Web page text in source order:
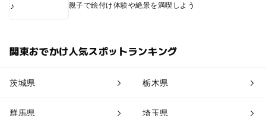
親子で絵付け体験や絶景を満喫しよう
関東おでかけ人気スポットランキング
茨城県 栃木県
群馬県 埼玉県